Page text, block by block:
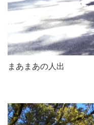
まあまあの人出